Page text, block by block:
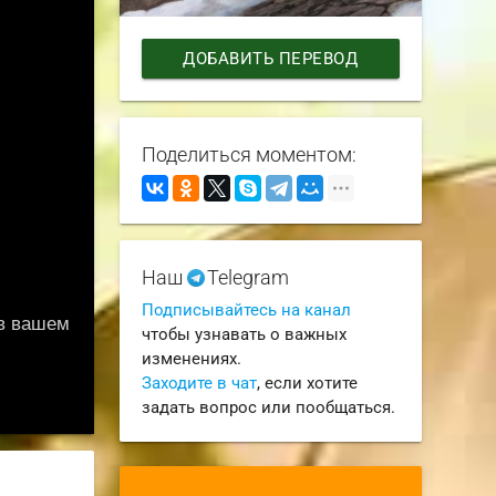
ДОБАВИТЬ ПЕРЕВОД
Поделиться моментом:
Наш Telegram
Подписывайтесь на канал
чтобы узнавать о важных
изменениях.
Заходите в чат, если хотите
задать вопрос или пообщаться.